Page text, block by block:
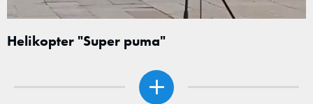
Helikopter "Super puma"